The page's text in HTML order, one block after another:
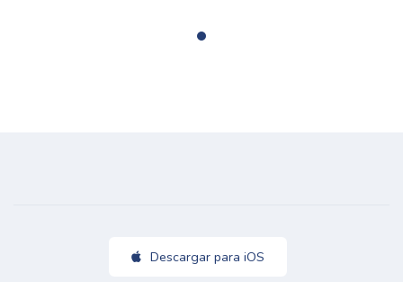
Descargar para iOS